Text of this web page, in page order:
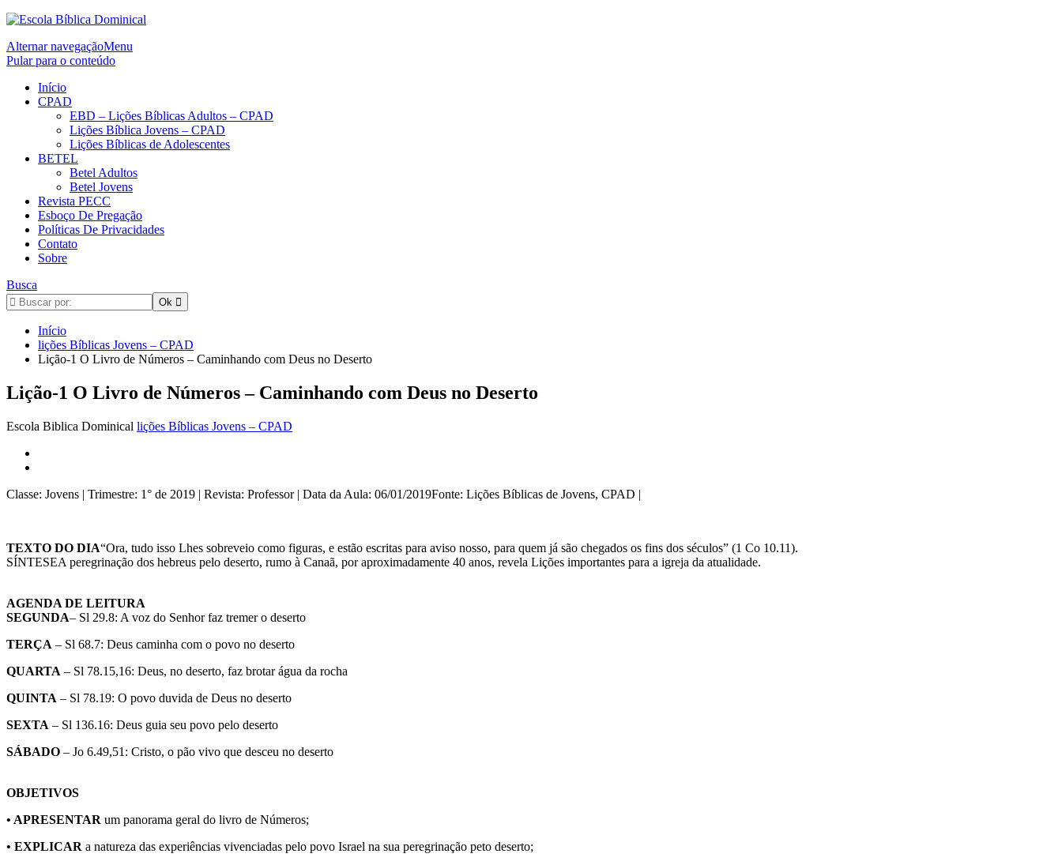
Alternar navegaçãoMenu
Pular para o conteúdo
Início
CPAD
EBD – Lições Bíblicas Adultos – CPAD
Lições Bíblica Jovens – CPAD
Lições Bíblicas de Adolescentes
BETEL
Betel Adultos
Betel Jovens
Revista PECC
Esboço De Pregação
Políticas De Privacidades
Contato
Sobre
Busca
Início
lições Bíblicas Jovens – CPAD
Lição-1 O Livro de Números – Caminhando com Deus no Deserto
Lição-1 O Livro de Números – Caminhando com Deus no Deserto
Escola Biblica Dominical lições Bíblicas Jovens – CPAD
Classe: Jovens | Trimestre: 1° de 2019 | Revista: Professor | Data da Aula: 06/01/2019Fonte: Lições Bíblicas de Jovens, CPAD |
TEXTO DO DIA“Ora, tudo isso Lhes sobreveio como figuras, e estão escritas para aviso nosso, para quem já são chegados os fins dos séculos” (1 Co 10.11).
SÍNTESEA peregrinação dos hebreus pelo deserto, rumo à Canaã, por aproximadamente 40 anos, revela Lições importantes para a igreja da atualidade.
AGENDA DE LEITURA
SEGUNDA– Sl 29.8: A voz do Senhor faz tremer o deserto
TERÇA – Sl 68.7: Deus caminha com o povo no deserto
QUARTA – Sl 78.15,16: Deus, no deserto, faz brotar água da rocha
QUINTA – Sl 78.19: O povo duvida de Deus no deserto
SEXTA – Sl 136.16: Deus guia seu povo pelo deserto
SÁBADO – Jo 6.49,51: Cristo, o pão vivo que desceu no deserto
OBJETIVOS
• APRESENTAR um panorama geral do livro de Números;
• EXPLICAR a natureza das experiências vivenciadas pelo povo Israel na sua peregrinação peto deserto;